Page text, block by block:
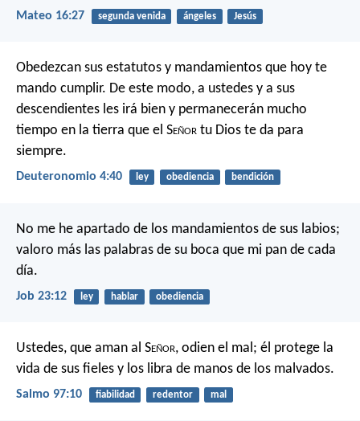
Mateo 16:27 segunda venida ángeles Jesús
Obedezcan sus estatutos y mandamientos que hoy te
mando cumplir. De este modo, a ustedes y a sus
descendientes les irá bien y permanecerán mucho
tiempo en la tierra que el Señor tu Dios te da para
siempre.
Deuteronomio 4:40 ley obediencia bendición
No me he apartado de los mandamientos de sus labios;
valoro más las palabras de su boca que mi pan de cada
día.
Job 23:12 ley hablar obediencia
Ustedes, que aman al Señor, odien el mal; él protege la
vida de sus fieles y los libra de manos de los malvados.
Salmo 97:10 fiabilidad redentor mal